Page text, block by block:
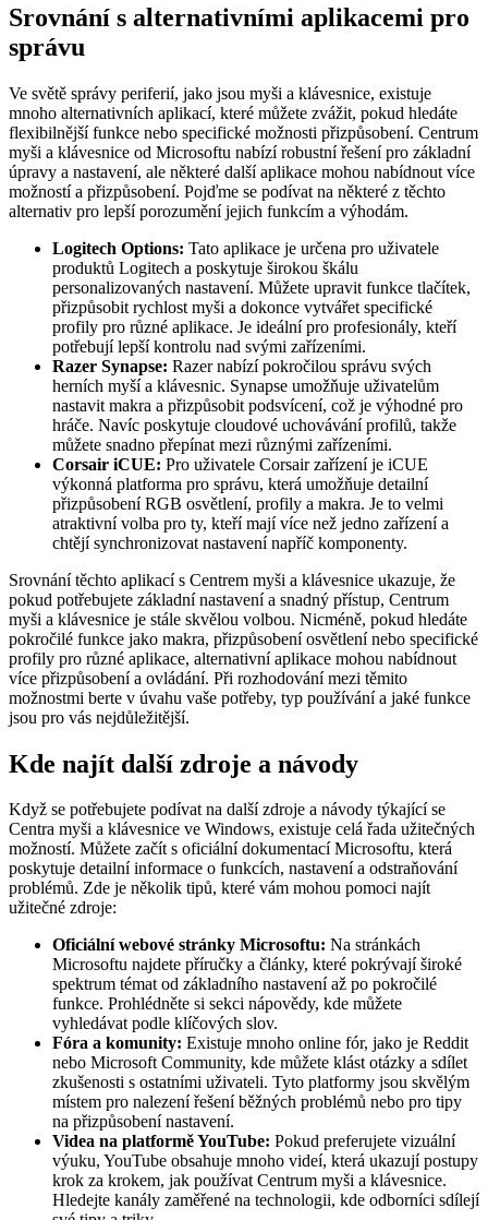
Srovnání s alternativními aplikacemi pro
správu
Ve světě správy periferií, jako jsou myši a klávesnice, existuje
mnoho alternativních aplikací, které můžete zvážit, pokud hledáte
flexibilnější funkce nebo specifické možnosti přizpůsobení. Centrum
myši a klávesnice od Microsoftu nabízí robustní řešení pro základní
úpravy a nastavení, ale některé další aplikace mohou nabídnout více
možností a přizpůsobení. Pojďme se podívat na některé z těchto
alternativ pro lepší porozumění jejich funkcím a výhodám.
Logitech Options: Tato aplikace je určena pro uživatele
produktů Logitech a poskytuje širokou škálu
personalizovaných nastavení. Můžete upravit funkce tlačítek,
přizpůsobit rychlost myši a dokonce vytvářet specifické
profily pro různé aplikace. Je ideální pro profesionály, kteří
potřebují lepší kontrolu nad svými zařízeními.
Razer Synapse: Razer nabízí pokročilou správu svých
herních myší a klávesnic. Synapse umožňuje uživatelům
nastavit makra a přizpůsobit podsvícení, což je výhodné pro
hráče. Navíc poskytuje cloudové uchovávání profilů, takže
můžete snadno přepínat mezi různými zařízeními.
Corsair iCUE: Pro uživatele Corsair zařízení je iCUE
výkonná platforma pro správu, která umožňuje detailní
přizpůsobení RGB osvětlení, profily a makra. Je to velmi
atraktivní volba pro ty, kteří mají více než jedno zařízení a
chtějí synchronizovat nastavení napříč komponenty.
Srovnání těchto aplikací s Centrem myši a klávesnice ukazuje, že
pokud potřebujete základní nastavení a snadný přístup, Centrum
myši a klávesnice je stále skvělou volbou. Nicméně, pokud hledáte
pokročilé funkce jako makra, přizpůsobení osvětlení nebo specifické
profily pro různé aplikace, alternativní aplikace mohou nabídnout
více přizpůsobení a ovládání. Při rozhodování mezi těmito
možnostmi berte v úvahu vaše potřeby, typ používání a jaké funkce
jsou pro vás nejdůležitější.
Kde najít další zdroje a návody
Když se potřebujete podívat na další zdroje a návody týkající se
Centra myši a klávesnice ve Windows, existuje celá řada užitečných
možností. Můžete začít s oficiální dokumentací Microsoftu, která
poskytuje detailní informace o funkcích, nastavení a odstraňování
problémů. Zde je několik tipů, které vám mohou pomoci najít
užitečné zdroje:
Oficiální webové stránky Microsoftu: Na stránkách
Microsoftu najdete příručky a články, které pokrývají široké
spektrum témat od základního nastavení až po pokročilé
funkce. Prohlédněte si sekci nápovědy, kde můžete
vyhledávat podle klíčových slov.
Fóra a komunity: Existuje mnoho online fór, jako je Reddit
nebo Microsoft Community, kde můžete klást otázky a sdílet
zkušenosti s ostatními uživateli. Tyto platformy jsou skvělým
místem pro nalezení řešení běžných problémů nebo pro tipy
na přizpůsobení nastavení.
Videa na platformě YouTube: Pokud preferujete vizuální
výuku, YouTube obsahuje mnoho videí, která ukazují postupy
krok za krokem, jak používat Centrum myši a klávesnice.
Hledejte kanály zaměřené na technologii, kde odborníci sdílejí